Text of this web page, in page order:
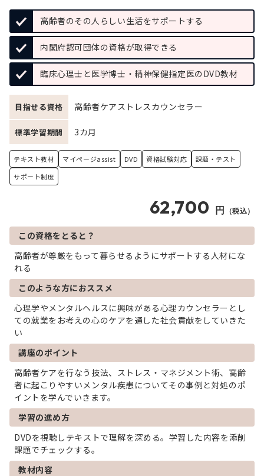
高齢者のその人らしい生活をサポートする
内閣府認可団体の資格が取得できる
臨床心理士と医学博士・精神保健指定医のDVD教材
目指せる資格 高齢者ケアストレスカウンセラー
標準学習期間 3カ月
テキスト教材 マイページassist DVD 資格試験対応
課題・テスト
サポート制度
62,700 円 （税込）
この資格をとると？
高齢者が尊厳をもって暮らせるようにサポートする人材にな
れる
このような方におススメ
心理学やメンタルヘルスに興味がある心理カウンセラーとし
ての就業をお考えの心のケアを通した社会貢献をしていきた
い
講座のポイント
高齢者ケアを行なう技法、ストレス・マネジメント術、高齢
者に起こりやすいメンタル疾患についてその事例と対処のポ
イントを学んでいきます。
学習の進め方
DVDを視聴しテキストで理解を深める。学習した内容を添削
課題でチェックする。
教材内容